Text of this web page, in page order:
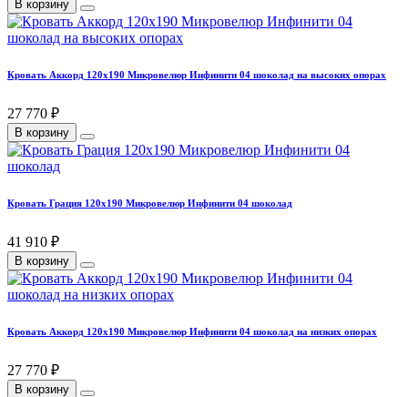
В корзину
Кровать Аккорд 120х190 Микровелюр Инфинити 04 шоколад на высоких опорах
27 770 ₽
В корзину
Кровать Грация 120х190 Микровелюр Инфинити 04 шоколад
41 910 ₽
В корзину
Кровать Аккорд 120х190 Микровелюр Инфинити 04 шоколад на низких опорах
27 770 ₽
В корзину